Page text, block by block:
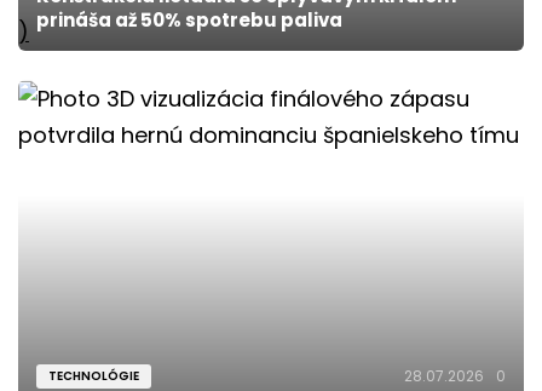
) prináša až 50% spotrebu paliva
TECHNOLÓGIE 28.07.2026 0